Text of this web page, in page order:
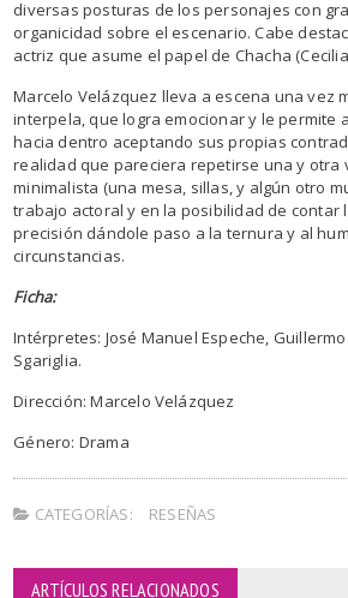
diversas posturas de los personajes con
organicidad sobre el escenario. Cabe
actriz que asume el papel de Chacha
Marcelo Velázquez lleva a escena una vez
interpela, que logra emocionar y le permite
hacia dentro aceptando sus propias
realidad que pareciera repetirse una y otra
minimalista (una mesa, sillas, y algún otro
trabajo actoral y en la posibilidad de contar
precisión dándole paso a la ternura y al
circunstancias.
Ficha:
Intérpretes: José Manuel Espeche,
Sgariglia.
Dirección: Marcelo Velázquez
Género: Drama
CATEGORÍAS: RESEÑAS
ARTÍCULOS RELACIONADOS